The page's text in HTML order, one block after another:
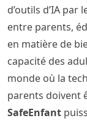
d’outils d’IA
entre parents,
en matière de
capacité des
monde où la
parents doivent
SafeEnfant